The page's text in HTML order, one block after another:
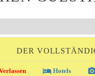
DER
local_hotelHotels